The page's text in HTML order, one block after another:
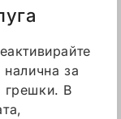
за
грешки. В